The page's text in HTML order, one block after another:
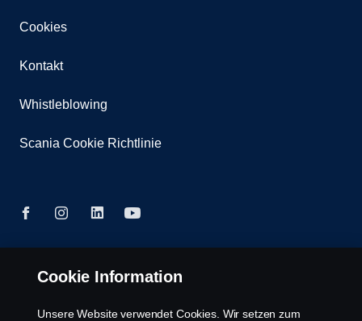
Cookies
Kontakt
Whistleblowing
Scania Cookie Richtlinie
© Copyright Scania 2026 | Alle Rechte vorbehalten.
Straße 4, 2345 Brunn am Gebirge, Tel. +43 5
Cookie Information
Unsere Website verwendet Cookies. Wir setzen zum